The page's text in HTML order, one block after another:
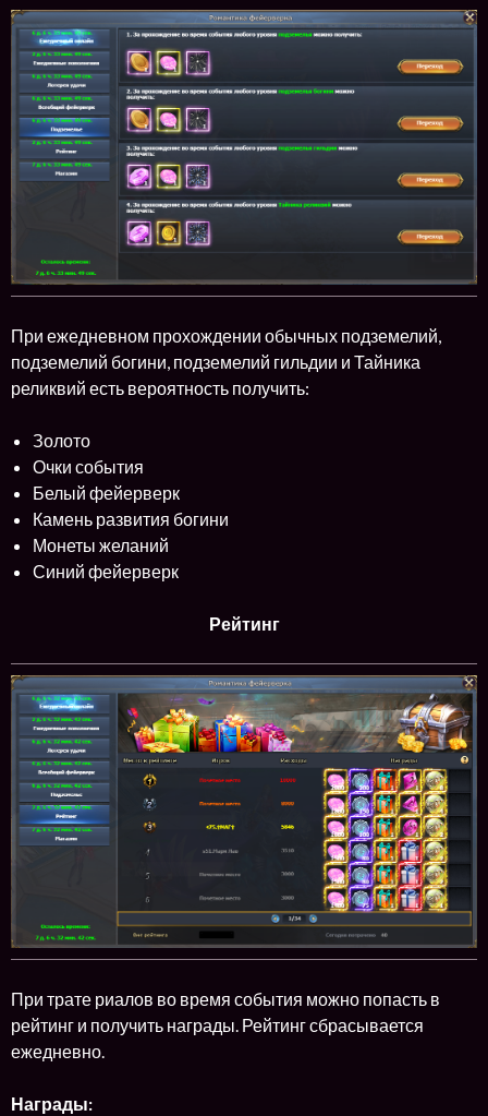
При ежедневном прохождении обычных подземелий,
подземелий богини, подземелий гильдии и Тайника
реликвий есть вероятность получить:
Золото
Очки события
Белый фейерверк
Камень развития богини
Монеты желаний
Синий фейерверк
Рейтинг
При трате риалов во время события можно попасть в
рейтинг и получить награды. Рейтинг сбрасывается
ежедневно.
Награды: